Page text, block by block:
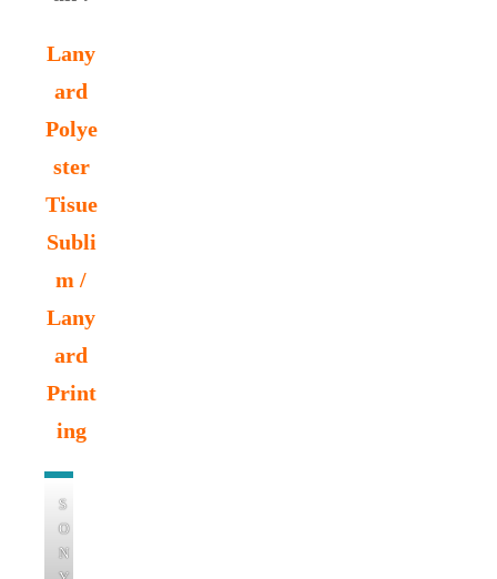
Lany
ard
Polye
ster
Tisue
Subli
m /
Lany
ard
Print
ing
S
O
N